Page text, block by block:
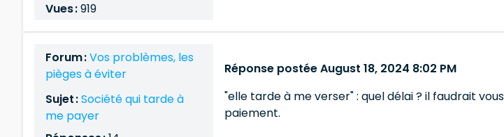
Vues :919
Forum :Vos problèmes, les
pièges à éviter
Sujet :Société qui tarde à
me payer
Réponse postée August 18, 2024 8:02 PM
"elle tarde à me verser" : quel délai ? il faudrait
paiement.